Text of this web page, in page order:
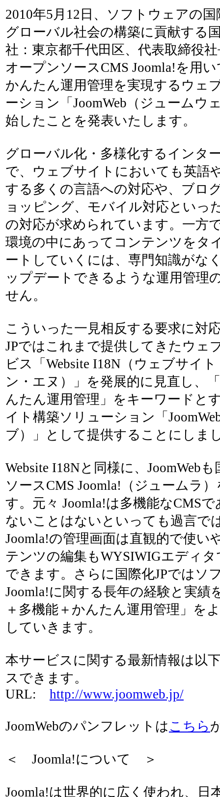
2010年5月12日、ソフトウェアの
グローバル社会の構築に貢献する
社：東京都千代田区、代表取締役
オープンソースCMS Joomla!を用
かんたん運用管理を実現するウェ
ーション「JoomWeb（ジュームウ
始したことを発表いたします。
グローバル化・多様化するインタ
で、ウェブサイトにおいても英語
する多くの言語への対応や、ブロ
ョッピング、モバイル対応といっ
の対応が求められています。一方
環境の中にあってコンテンツをタ
ートしていくには、専門知識がな
ップデートできるような運用管理
せん。
こういった一見相反する要求に対
JPではこれまで提供してきたウェ
ビス「Website I18N（ウェブサイ
ン・エヌ）」を発展的に見直し、
んたん運用管理」をキーワードと
イト構築ソリューション「
ブ）」として提供することにしま
Website I18Nと同様に、JoomWeb
ソースCMS Joomla!（ジュームラ
す。元々 Joomla!は多機能なCMS
ないことはないといっても過言で
Joomla!の管理画面は直観的で使い
テンツの編集もWYSIWIGエディ
できます。さらに国際化JPではソ
Joomla!に関する長年の経験と実績
＋多機能＋かんたん運用管理」を
していきます。
本サービスに関する最新情報は以
スできます。
URL: http://www.joomweb.jp/
JoomWebのパンフレットは こちら
＜ Joomla!について ＞
Joomla!は世界的に広く使われ、日